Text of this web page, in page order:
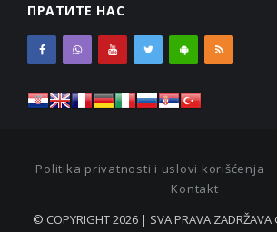
ПРАТИТЕ НАС
Politika privatnosti i uslovi korišćenja
Kontakt
© COPYRIGHT 2026 | SVA PRAVA ZADRŽAVA